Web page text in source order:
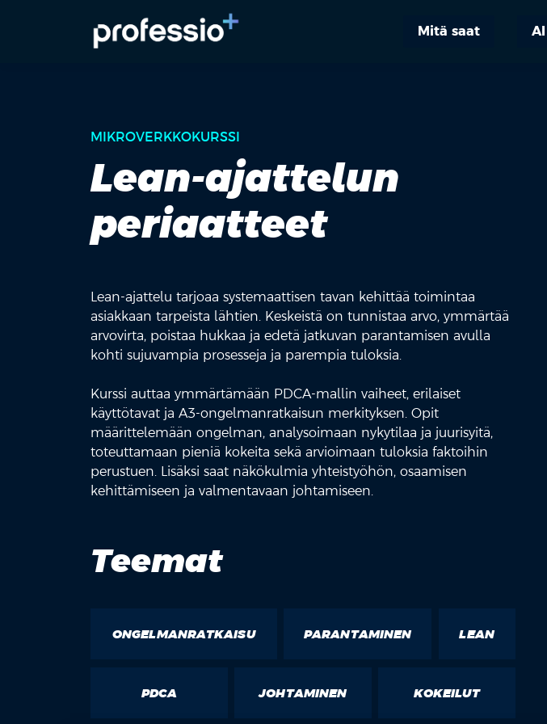
Mitä saat
MIKROVERKKOKURSSI
Lean-ajattelun
periaatteet
Lean-ajattelu tarjoaa systemaattisen tavan kehittää toimintaa
asiakkaan tarpeista lähtien. Keskeistä on tunnistaa arvo, ymmärtää
arvovirta, poistaa hukkaa ja edetä jatkuvan parantamisen avulla
kohti sujuvampia prosesseja ja parempia tuloksia.
Kurssi auttaa ymmärtämään PDCA-mallin vaiheet, erilaiset
käyttötavat ja A3-ongelmanratkaisun merkityksen. Opit
määrittelemään ongelman, analysoimaan nykytilaa ja juurisyitä,
toteuttamaan pieniä kokeita sekä arvioimaan tuloksia faktoihin
perustuen. Lisäksi saat näkökulmia yhteistyöhön, osaamisen
kehittämiseen ja valmentavaan johtamiseen.
Teemat
ONGELMANRATKAISU PARANTAMINEN LEAN
PDCA JOHTAMINEN KOKEILUT